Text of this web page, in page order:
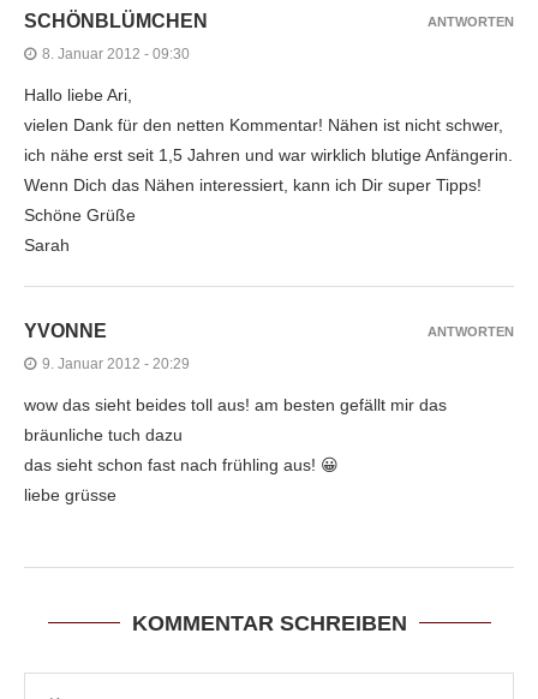
SCHÖNBLÜMCHEN
8. Januar 2012 - 09:30
Hallo liebe Ari,
vielen Dank für den netten Kommentar! Nähen ist nicht schwer,
ich nähe erst seit 1,5 Jahren und war wirklich blutige Anfängerin.
Wenn Dich das Nähen interessiert, kann ich Dir super Tipps!
Schöne Grüße
Sarah
ANTWORTEN
YVONNE
9. Januar 2012 - 20:29
wow das sieht beides toll aus! am besten gefällt mir das
bräunliche tuch dazu
das sieht schon fast nach frühling aus! 😀
liebe grüsse
ANTWORTEN
KOMMENTAR SCHREIBEN